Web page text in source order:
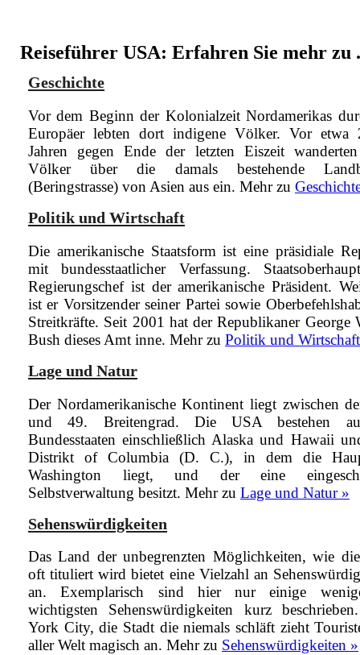
Reiseführer USA: Erfahren Sie mehr zu
Geschichte
Vor dem Beginn der Kolonialzeit Nordamerikas
Europäer lebten dort indigene Völker. Vor etwa
Jahren gegen Ende der letzten Eiszeit
Völker über die damals bestehende
(Beringstrasse) von Asien aus ein. Mehr zu
Politik und Wirtschaft
Die amerikanische Staatsform ist eine präsidiale
mit bundesstaatlicher Verfassung.
Regierungschef ist der amerikanische Präsident.
ist er Vorsitzender seiner Partei sowie
Streitkräfte. Seit 2001 hat der Republikaner George
Bush dieses Amt inne. Mehr zu Politik und
Lage und Natur
Der Nordamerikanische Kontinent liegt zwischen
und 49. Breitengrad. Die USA bestehen
Bundesstaaten einschließlich Alaska und Hawaii
Distrikt of Columbia (D. C.), in dem die
Washington liegt, und der eine
Selbstverwaltung besitzt. Mehr zu Lage und Natur »
Sehenswürdigkeiten
Das Land der unbegrenzten Möglichkeiten, wie
oft tituliert wird bietet eine Vielzahl an
an. Exemplarisch sind hier nur einige
wichtigsten Sehenswürdigkeiten kurz
York City, die Stadt die niemals schläft zieht
aller Welt magisch an. Mehr zu Sehenswürdigkeiten »